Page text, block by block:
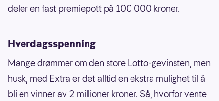
deler en fast premiepott på 100 000 kroner.
Hverdagsspenning
Mange drømmer om den store Lotto-gevinsten, men
husk, med Extra er det alltid en ekstra mulighet til å
bli en vinner av 2 millioner kroner. Så, hvorfor vente